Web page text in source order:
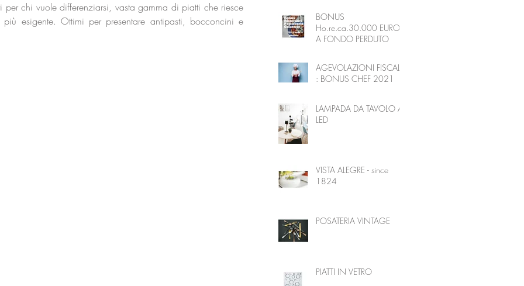
per chi vuole differenziarsi, vasta gamma di piatti che riesce
esigente. Ottimi per presentare antipasti, bocconcini e
BONUS
Ho.re.ca.30.000 EURO
A FONDO PERDUTO
AGEVOLAZIONI FISCALI
: BONUS CHEF 2021
LAMPADA DA TAVOLO A
LED
VISTA ALEGRE - since
1824
POSATERIA VINTAGE
PIATTI IN VETRO